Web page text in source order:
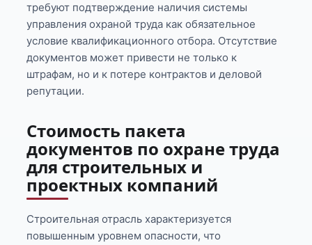
требуют подтверждение наличия системы
управления охраной труда как обязательное
условие квалификационного отбора. Отсутствие
документов может привести не только к
штрафам, но и к потере контрактов и деловой
репутации.
Стоимость пакета
документов по охране труда
для строительных и
проектных компаний
Строительная отрасль характеризуется
повышенным уровнем опасности, что